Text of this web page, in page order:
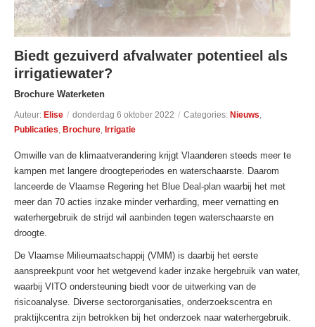
Biedt gezuiverd afvalwater potentieel als
irrigatiewater?
Brochure Waterketen
Auteur: Elise / donderdag 6 oktober 2022 / Categories: Nieuws
Publicaties Brochure Irrigatie
Omwille van de klimaatverandering krijgt Vlaanderen steeds meer te
kampen met langere droogteperiodes en waterschaarste. Daarom
lanceerde de Vlaamse Regering het Blue Deal-plan waarbij het met
meer dan 70 acties inzake minder verharding, meer vernatting en
waterhergebruik de strijd wil aanbinden tegen waterschaarste en
droogte.
De Vlaamse Milieumaatschappij (VMM) is daarbij het eerste
aanspreekpunt voor het wetgevend kader inzake hergebruik van water,
waarbij VITO ondersteuning biedt voor de uitwerking van de
risicoanalyse. Diverse sectororganisaties, onderzoekscentra en
praktijkcentra zijn betrokken bij het onderzoek naar waterhergebruik.